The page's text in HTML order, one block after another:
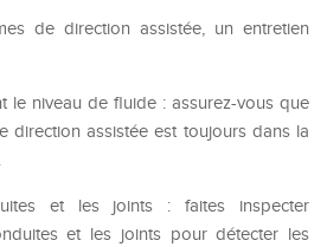
de direction assistée, un entretien
le niveau de fluide : assurez-vous que
direction assistée est toujours dans la
et les joints : faites inspecter
et les joints pour détecter les